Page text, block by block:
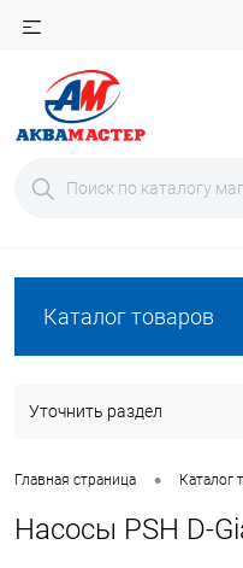
Каталог товаров
Уточнить раздел
Главная страница • Каталог
Насосы PSH D-